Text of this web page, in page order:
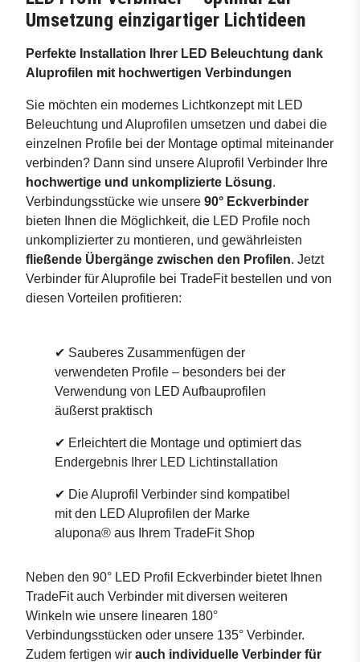
Umsetzung einzigartiger Lichtideen
Perfekte Installation Ihrer LED Beleuchtung dank
Aluprofilen mit hochwertigen Verbindungen
Sie möchten ein modernes Lichtkonzept mit LED
Beleuchtung und Aluprofilen umsetzen und dabei die
einzelnen Profile bei der Montage optimal miteinander
verbinden? Dann sind unsere Aluprofil Verbinder Ihre
hochwertige und unkomplizierte Lösung.
Verbindungsstücke wie unsere 90° Eckverbinder
bieten Ihnen die Möglichkeit, die LED Profile noch
unkomplizierter zu montieren, und gewährleisten
fließende Übergänge zwischen den Profilen. Jetzt
Verbinder für Aluprofile bei TradeFit bestellen und von
diesen Vorteilen profitieren:
✔ Sauberes Zusammenfügen der
verwendeten Profile – besonders bei der
Verwendung von LED Aufbauprofilen
äußerst praktisch
✔ Erleichtert die Montage und optimiert das
Endergebnis Ihrer LED Lichtinstallation
✔ Die Aluprofil Verbinder sind kompatibel
mit den LED Aluprofilen der Marke
alupona® aus Ihrem TradeFit Shop
Neben den 90° LED Profil Eckverbinder bietet Ihnen
TradeFit auch Verbinder mit diversen weiteren
Winkeln wie unsere linearen 180°
Verbindungsstücken oder unsere 135° Verbinder.
Zudem fertigen wir auch individuelle Verbinder für